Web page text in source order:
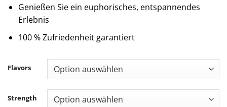
Genießen Sie ein euphorisches, entspannendes
Erlebnis
100 % Zufriedenheit garantiert
Flavors
Strength